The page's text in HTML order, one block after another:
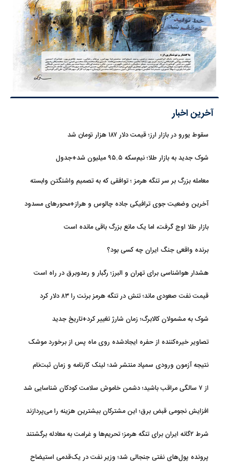
آخرین اخبار
سقوط یورو در بازار ارز؛ قیمت دلار ۱۸۷ هزار تومان شد
شوک جدید به بازار طلا؛ نیم‌سکه ۹۵.۵ میلیون شد+جدول
معامله بزرگ بر سر تنگه هرمز ؛ توافقی که به تصمیم واشنگتن وابسته
آخرین وضعیت جوی ترافیکی جاده چالوس و هراز+محورهای مسدود
بازار طلا اوج گرفت، اما یک مانع بزرگ باقی مانده است
برنده واقعی جنگ ایران چه کسی بود؟
هشدار هواشناسی برای تهران و البرز؛ رگبار و رعدوبرق در راه است
قیمت نفت صعودی ماند؛ تنش در تنگه هرمز برنت را ۸۳ دلار کرد
شوک به مشمولان کالابرگ؛ زمان شارژ تغییر کرد+تاریخ جدید
تصاویر خیره‌کننده از حفره ایجادشده روی ماه پس از برخورد موشک
نتیجه آزمون ورودی سمپاد منتشر شد؛ لینک کارنامه و زمان ثبت‌نام
از ۷ سالگی مراقب باشید؛ دشمن خاموش سلامت کودکان شناسایی شد
افزایش نجومی قبض برق؛ این مشترکان بیشترین هزینه را می‌پردازند
شرط ۲گانه ایران برای تنگه هرمز؛ تحریم‌ها و غرامت به معادله برگشتند
پرونده پول‌های نفتی جنجالی شد؛ وزیر نفت در یک‌قدمی استیضاح